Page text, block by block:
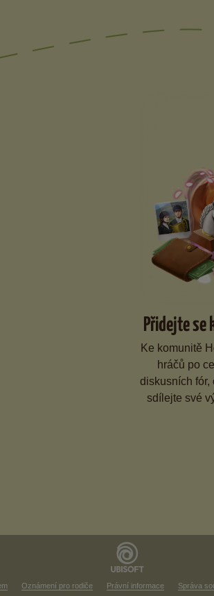
Přidejte
Ke komunitě
hráčů po
diskusních fór,
sdílejte své
Oznámení pro rodiče Právní informace Správa